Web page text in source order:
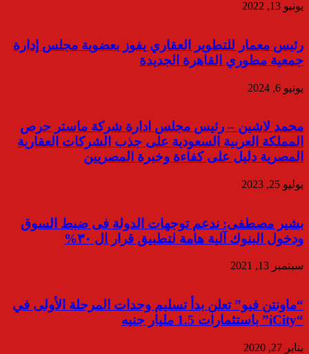
يونيو 13, 2022
رئيس معمار للتطوير العقاري يفوز بعضوية مجلس إدارة
جمعية مطوري القاهرة الجديدة
يونيو 6, 2024
محمد لاشين – رئيس مجلس ادارة شركة ماستر حرص
المملكة العربية السعودية على جذب الشركات العقارية
المصرية دليل على كفاءة وخبرة المصريين
يوليو 25, 2023
بشير مصطفى: ندعم توجهات الدولة فى ضبط السوق
ودخول البنوك آلية هامة لتطبيق قرار ال ٣٠%
سبتمبر 13, 2021
“ماونتن فيو” تعلن بدأ تسليم وحدات المرحلة الأولى في
“iCity” باستثمارات 1.5 مليار جنيه
يناير 27, 2020